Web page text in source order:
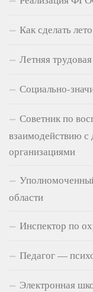
Как сделать
Летняя трудовая
Социально-
Советник по
взаимодействию
организациями
области
Инспектор по
Педагог —
Электронная